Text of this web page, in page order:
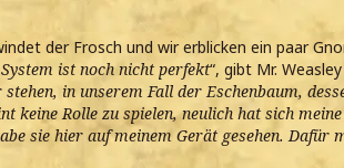
der Frosch und wir erblicken ein paar
ist noch nicht perfekt“, gibt Mr.
in unserem Fall der Eschenbaum,
keine Rolle zu spielen, neulich hat sich
sie hier auf meinem Gerät gesehen. Dafür